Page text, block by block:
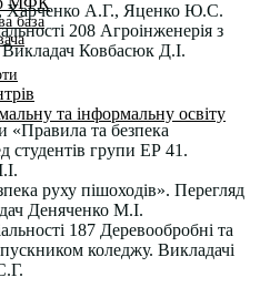
база
та інформальну освіту
Харченко А.Г., Яценко Ю.С.
208 Агроінженерія з
Ковбасюк Д.І.
«Правила та безпека
студентів групи ЕР 41.
руху пішоходів». Перегляд
Деняченко М.І.
187 Деревообробні та
коледжу. Викладачі